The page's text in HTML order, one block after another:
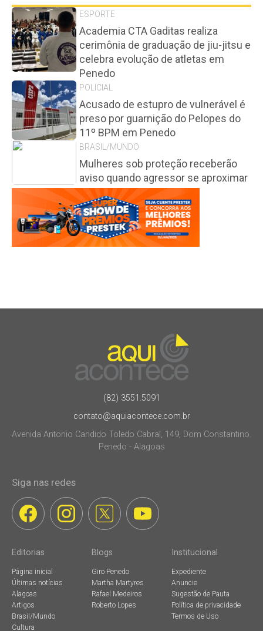
ESPORTE
Academia CTA Gaditas realiza
cerimônia de graduação de jiu-jitsu e
celebra evolução de atletas em
Penedo
POLICIAL
Acusado de estupro de vulnerável é
preso por guarnição do Pelopes do
11º BPM em Penedo
BRASIL/MUNDO
Mulheres sob proteção receberão
aviso quando agressor se aproximar
(82) 3551.5091
contato@aquiacontece.com.br
Avenida Antonio Candido Toledo Cabral, 149, Dom Constantino.
Penedo - Alagoas
Siga nas redes
Editorias
Página inicial
Últimas notícias
Alagoas
Artigos
Brasil/Mundo
Cultura
Blogs
Giro Penedo
Martha Martyres
Rafael Medeiros
Roberto Lopes
Institucional
Expediente
Anuncie
Sugestão de Pauta
Política de privacidade
Termos de Uso